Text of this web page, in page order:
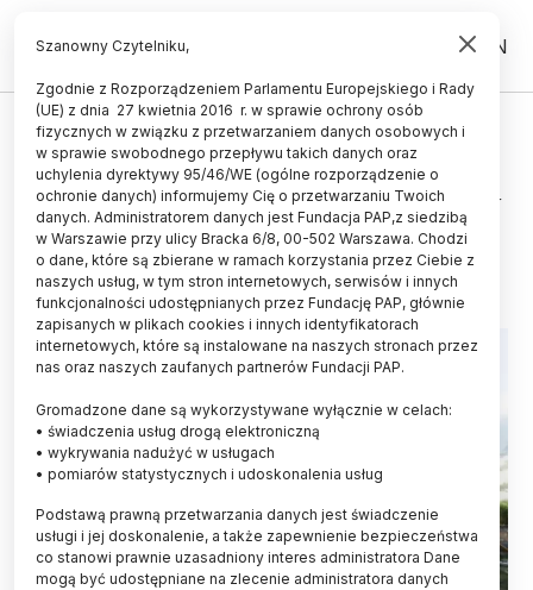
PL EN
HISTORIA I KULTURA
Zamek-zagadka w Bardzie
zrekonstruowany przez studentów
22.02.2022
aktualizacja: 22.02.2022
2 minuty czytania
Szanowny Czytelniku,
Zgodnie z Rozporządzeniem Parlamentu Europejskiego i Rady
(UE) z dnia 27 kwietnia 2016 r. w sprawie ochrony osób
fizycznych w związku z przetwarzaniem danych osobowych i
w sprawie swobodnego przepływu takich danych oraz
uchylenia dyrektywy 95/46/WE (ogólne rozporządzenie o
ochronie danych) informujemy Cię o przetwarzaniu Twoich
danych. Administratorem danych jest Fundacja PAP,z siedzibą
w Warszawie przy ulicy Bracka 6/8, 00-502 Warszawa. Chodzi
o dane, które są zbierane w ramach korzystania przez Ciebie z
naszych usług, w tym stron internetowych, serwisów i innych
funkcjonalności udostępnianych przez Fundację PAP, głównie
zapisanych w plikach cookies i innych identyfikatorach
internetowych, które są instalowane na naszych stronach przez
nas oraz naszych zaufanych partnerów Fundacji PAP.
Gromadzone dane są wykorzystywane wyłącznie w celach:
• świadczenia usług drogą elektroniczną
• wykrywania nadużyć w usługach
• pomiarów statystycznych i udoskonalenia usług
Podstawą prawną przetwarzania danych jest świadczenie
usługi i jej doskonalenie, a także zapewnienie bezpieczeństwa
co stanowi prawnie uzasadniony interes administratora Dane
mogą być udostępniane na zlecenie administratora danych